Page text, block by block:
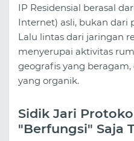
IP Residensial berasal
Internet) asli, bukan dari
Lalu lintas dari jaringan
menyerupai aktivitas
geografis yang
yang organik.
Sidik Jari
"Berfungsi" Saja